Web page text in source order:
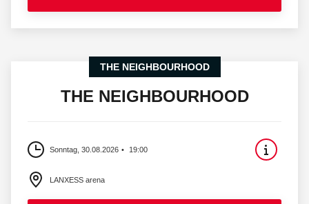
THE NEIGHBOURHOOD
THE NEIGHBOURHOOD
Sonntag, 30.08.2026 19:00
LANXESS arena